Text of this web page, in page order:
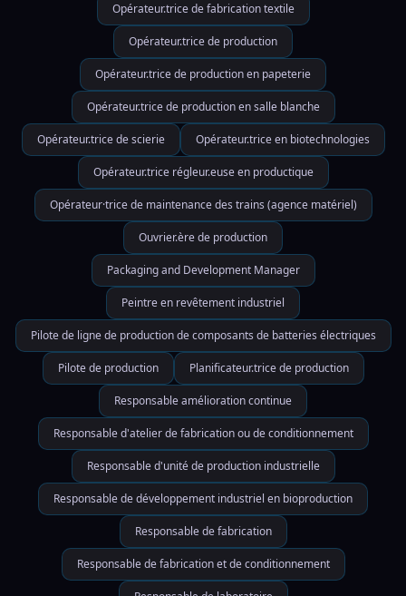
Opérateur.trice de fabrication textile
Opérateur.trice de production
Opérateur.trice de production en papeterie
Opérateur.trice de production en salle blanche
Opérateur.trice de scierie Opérateur.trice en biotechnologies
Opérateur.trice régleur.euse en productique
Opérateur·trice de maintenance des trains (agence matériel)
Ouvrier.ère de production
Packaging and Development Manager
Peintre en revêtement industriel
Pilote de ligne de production de composants de batteries électriques
Pilote de production Planificateur.trice de production
Responsable amélioration continue
Responsable d'atelier de fabrication ou de conditionnement
Responsable d'unité de production industrielle
Responsable de développement industriel en bioproduction
Responsable de fabrication
Responsable de fabrication et de conditionnement